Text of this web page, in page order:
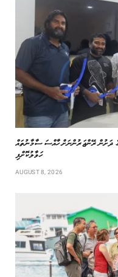
ދަށުން ރޭންޖަރުންނަށް ހާއްސަ ސާމާނުތައް
ހަވާލުކޮށްފި
AUGUST 8, 2026